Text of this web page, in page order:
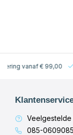
vanaf € 99,00
Veelgestelde
085-0609085